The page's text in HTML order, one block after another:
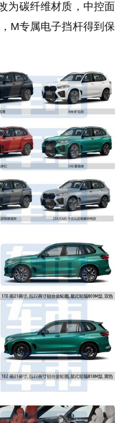
为碳纤维材质，中控面
M专属电子挡杆得到保